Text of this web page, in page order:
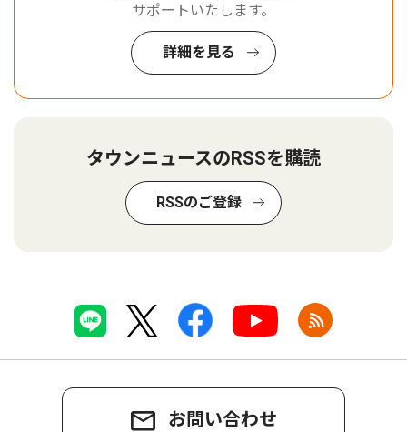
サポートいたします。
詳細を見る
タウンニュースのRSSを購読
RSSのご登録
お問い合わせ